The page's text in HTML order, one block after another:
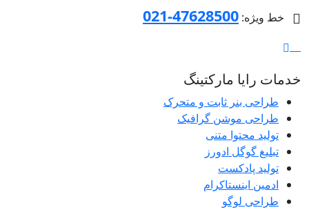
خط ویژه: 47628500-021
خدمات رایا مارکتینگ
طراحی بنر ثابت و متحرک
طراحی موشن گرافیک
تولید محتوا متنی
تبلیغ گوگل ادورز
تولید پادکست
ادمین اینستاکرام
طراحی لوگو